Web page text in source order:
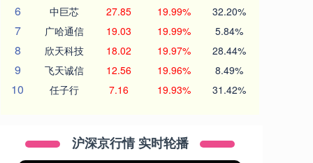
6 中巨芯 27.85 19.99% 32.20%
7 广哈通信 19.03 19.99% 5.84%
8 欣天科技 18.02 19.97% 28.44%
9 飞天诚信 12.56 19.96% 8.49%
10 任子行 7.16 19.93% 31.42%
沪深京行情 实时轮播